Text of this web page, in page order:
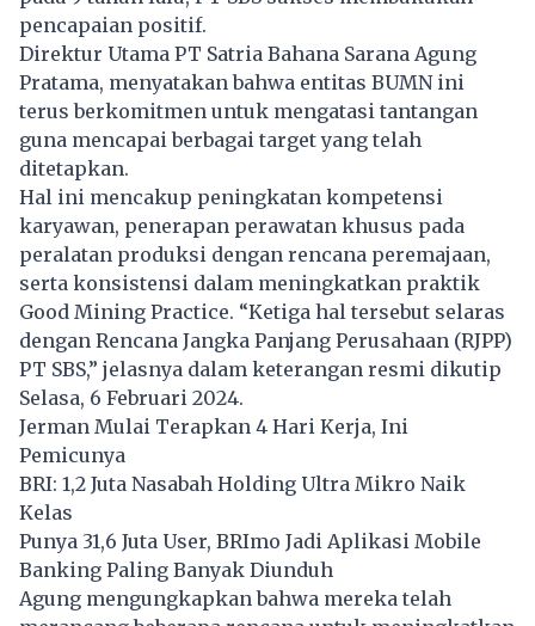
pencapaian positif.
Direktur Utama PT Satria Bahana Sarana Agung
Pratama, menyatakan bahwa entitas BUMN ini
terus berkomitmen untuk mengatasi tantangan
guna mencapai berbagai target yang telah
ditetapkan.
Hal ini mencakup peningkatan kompetensi
karyawan, penerapan perawatan khusus pada
peralatan produksi dengan rencana peremajaan,
serta konsistensi dalam meningkatkan praktik
Good Mining Practice. “Ketiga hal tersebut selaras
dengan Rencana Jangka Panjang Perusahaan (RJPP)
PT SBS,” jelasnya dalam keterangan resmi dikutip
Selasa, 6 Februari 2024.
Jerman Mulai Terapkan 4 Hari Kerja, Ini
Pemicunya
BRI: 1,2 Juta Nasabah Holding Ultra Mikro Naik
Kelas
Punya 31,6 Juta User, BRImo Jadi Aplikasi Mobile
Banking Paling Banyak Diunduh
Agung mengungkapkan bahwa mereka telah